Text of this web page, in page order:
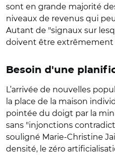
sont en grande majorité
niveaux de revenus qui
Autant de "signaux sur
doivent être extrêmement
Besoin d'une
L’arrivée de nouvelles
la place de la maison
pointée du doigt par la
sans "injonctions
souligné Marie-Christine
densité, le zéro